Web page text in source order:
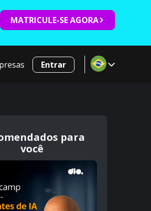
MATRICULE-SE AGORA
Entrar
para
você